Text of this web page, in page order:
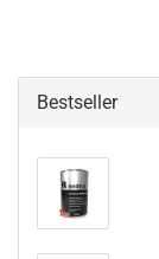
Bestseller